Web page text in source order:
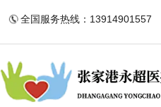
全国服务热线：13914901557